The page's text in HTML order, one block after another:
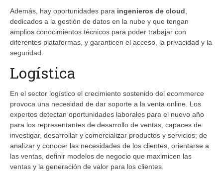
Además, hay oportunidades para ingenieros de cloud
dedicados a la gestión de datos en la nube y que tengan
amplios conocimientos técnicos para poder trabajar con
diferentes plataformas, y garanticen el acceso, la privacidad y la
seguridad.
Logística
En el sector logístico el crecimiento sostenido del ecommerce
provoca una necesidad de dar soporte a la venta online. Los
expertos detectan oportunidades laborales para el nuevo año
para los representantes de desarrollo de ventas, capaces de
investigar, desarrollar y comercializar productos y servicios; de
analizar y conocer las necesidades de los clientes, orientarse a
las ventas, definir modelos de negocio que maximicen las
ventas y la generación de valor para los clientes.